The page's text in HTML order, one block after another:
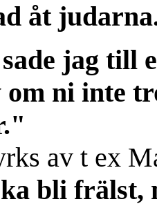
åt
jag till
om ni inte
av t ex
bli frälst,